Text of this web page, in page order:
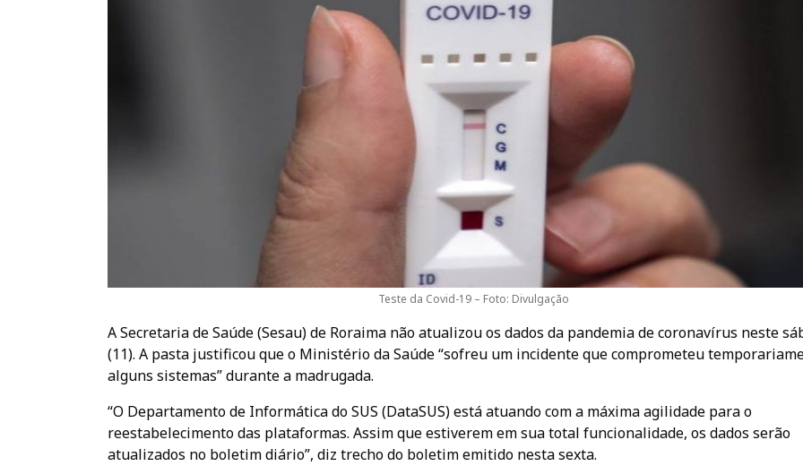
Teste da Covid-19 – Foto: Divulgação
A Secretaria de Saúde (Sesau) de Roraima não atualizou os dados da pandemia de coronavírus neste
(11). A pasta justificou que o Ministério da Saúde “sofreu um incidente que comprometeu
alguns sistemas” durante a madrugada.
“O Departamento de Informática do SUS (DataSUS) está atuando com a máxima agilidade para o
reestabelecimento das plataformas. Assim que estiverem em sua total funcionalidade, os dados serão
atualizados no boletim diário”, diz trecho do boletim emitido nesta sexta.